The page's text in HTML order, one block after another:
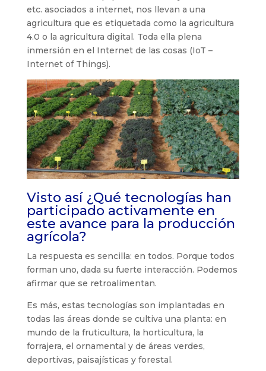
etc. asociados a internet, nos llevan a una
agricultura que es etiquetada como la agricultura
4.0 o la agricultura digital. Toda ella plena
inmersión en el Internet de las cosas (IoT –
Internet of Things).
Visto así ¿Qué tecnologías han
participado activamente en
este avance para la producción
agrícola?
La respuesta es sencilla: en todos. Porque todos
forman uno, dada su fuerte interacción. Podemos
afirmar que se retroalimentan.
Es más, estas tecnologías son implantadas en
todas las áreas donde se cultiva una planta: en
mundo de la fruticultura, la horticultura, la
forrajera, el ornamental y de áreas verdes,
deportivas, paisajísticas y forestal.